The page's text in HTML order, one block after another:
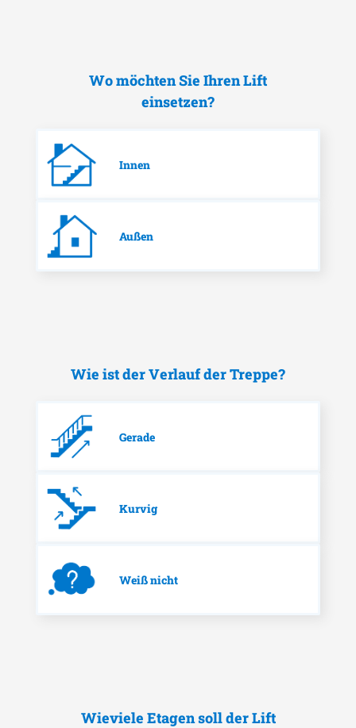
Wo möchten Sie Ihren Lift
einsetzen?
Innen
Außen
Wie ist der Verlauf der Treppe?
Gerade
Kurvig
Weiß nicht
Wieviele Etagen soll der Lift